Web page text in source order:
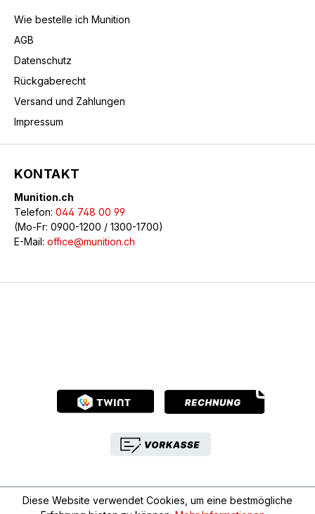
Wie bestelle ich Munition
AGB
Datenschutz
Rückgaberecht
Versand und Zahlungen
Impressum
KONTAKT
Munition.ch
Telefon: 044 748 00 99
(Mo-Fr: 0900-1200 / 1300-1700)
E-Mail: office@munition.ch
Diese Website verwendet Cookies, um eine bestmögliche